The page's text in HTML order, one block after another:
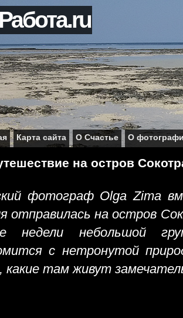
Карта сайта О Счастье О
на остров
фотограф Olga Zima
отправилась на остров
недели небольшой
с нетронутой
какие там живут